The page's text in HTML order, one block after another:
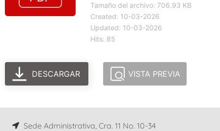
Tamaño del archivo: 706.93 KB
Created: 10-03-2026
Updated: 10-03-2026
Hits: 85
DESCARGAR VISTA PREVIA
Sede Administrativa, Cra. 11 No. 10-34